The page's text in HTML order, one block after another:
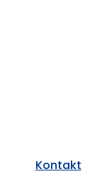
Kontakt